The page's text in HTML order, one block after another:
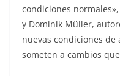
condiciones
y Dominik Müller,
nuevas condiciones
someten a cambios